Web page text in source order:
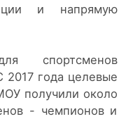
и напрямую
спортсменов
2017 года целевые
получили около
- чемпионов и